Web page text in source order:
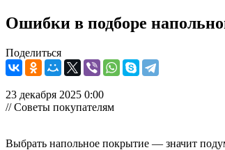
Ошибки в подборе
Поделиться
23 декабря 2025 0:00
// Советы покупателям
Выбрать напольное покрытие — значит